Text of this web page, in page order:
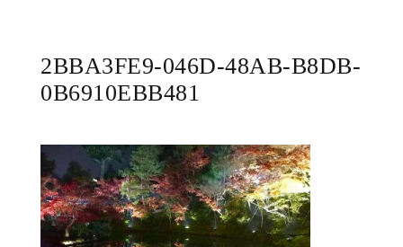
2BBA3FE9-046D-48AB-B8DB-
0B6910EBB481